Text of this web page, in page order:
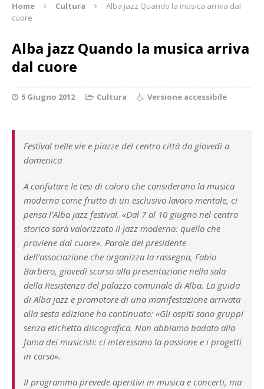
Home Cultura
Alba jazz Quando la musica arriva dal
cuore
Alba jazz Quando la musica arriva
dal cuore
5 Giugno 2012 Cultura Versione accessibile
Festival nelle vie e piazze del centro città da giovedì a
domenica
A confutare le tesi di coloro che considerano la musica
moderna come frutto di un esclusivo lavoro mentale, ci
pensa l’Alba jazz festival. «Dal 7 al 10 giugno nel centro
storico sarà valorizzato il jazz moderno: quello che
proviene dal cuore». Parole del presidente
dell’associazione che organizza la rassegna, Fabio
Barbero, giovedì scorso alla presentazione nella sala
della Resistenza del palazzo comunale di Alba. La guida
di Alba jazz e promotore di una manifestazione arrivata
alla sesta edizione ha continuato: «Gli ospiti sono gruppi
senza etichetta discografica. Non abbiamo badato alla
fama dei musicisti: ci interessano la passione e i progetti
in corso».
Il programma prevede aperitivi in musica e concerti, ma